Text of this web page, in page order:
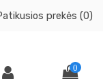
prekės (0)
0